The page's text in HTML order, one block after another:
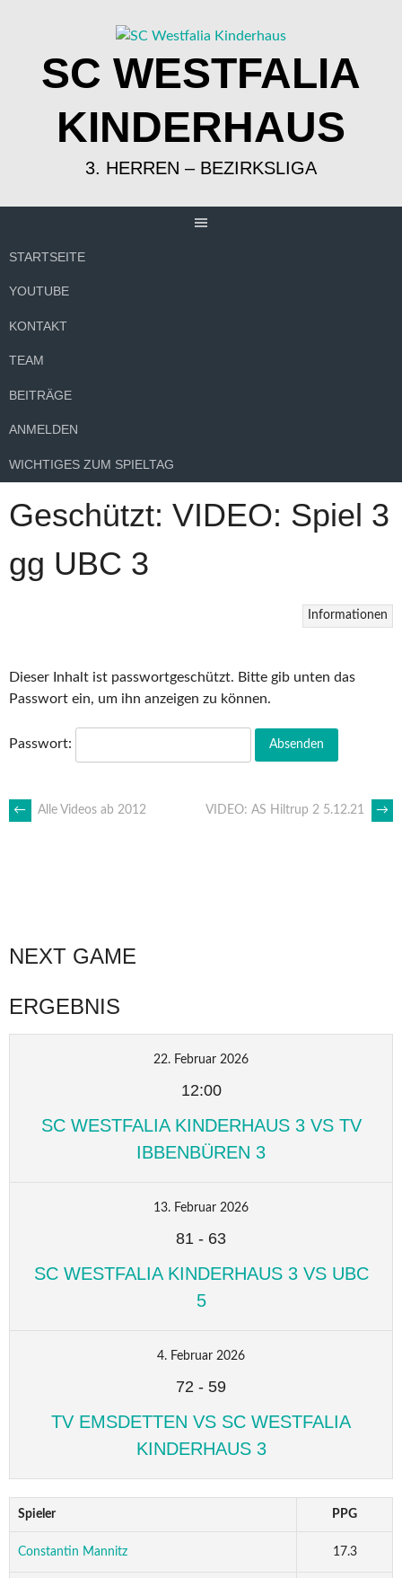
SC WESTFALIA
KINDERHAUS
3. HERREN – BEZIRKSLIGA
STARTSEITE
YOUTUBE
KONTAKT
TEAM
BEITRÄGE
ANMELDEN
WICHTIGES ZUM SPIELTAG
Geschützt: VIDEO: Spiel 3
gg UBC 3
Informationen
Dieser Inhalt ist passwortgeschützt. Bitte gib unten das
Passwort ein, um ihn anzeigen zu können.
Passwort:
ARTIKEL-
← Alle Videos ab 2012 VIDEO: AS Hiltrup 2 5.12.21 →
NEXT GAME
ERGEBNIS
22. Februar 2026
12:00
SC WESTFALIA KINDERHAUS 3 VS TV
IBBENBÜREN 3
13. Februar 2026
81 - 63
SC WESTFALIA KINDERHAUS 3 VS UBC
5
4. Februar 2026
72 - 59
TV EMSDETTEN VS SC WESTFALIA
KINDERHAUS 3
Spieler PPG
Constantin Mannitz 17.3